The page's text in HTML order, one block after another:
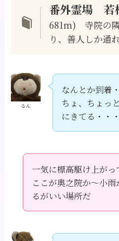
番外霊場 若
681m) 寺院の
り、善人しか通
るん
なんとか到着
ちょ、ちょっ
にきてる・・
一気に標高駆け上がっ
ここが奥之院か～小
るがいい場所だ